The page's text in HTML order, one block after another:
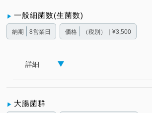
一般細菌数(生菌数)
納期 8営業日 価格 （税別）｜¥3,500
詳細
大腸菌群